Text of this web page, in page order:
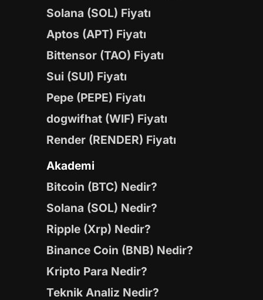
Solana (SOL) Fiyatı
Aptos (APT) Fiyatı
Bittensor (TAO) Fiyatı
Sui (SUI) Fiyatı
Pepe (PEPE) Fiyatı
dogwifhat (WIF) Fiyatı
Render (RENDER) Fiyatı
Akademi
Bitcoin (BTC) Nedir?
Solana (SOL) Nedir?
Ripple (Xrp) Nedir?
Binance Coin (BNB) Nedir?
Kripto Para Nedir?
Teknik Analiz Nedir?